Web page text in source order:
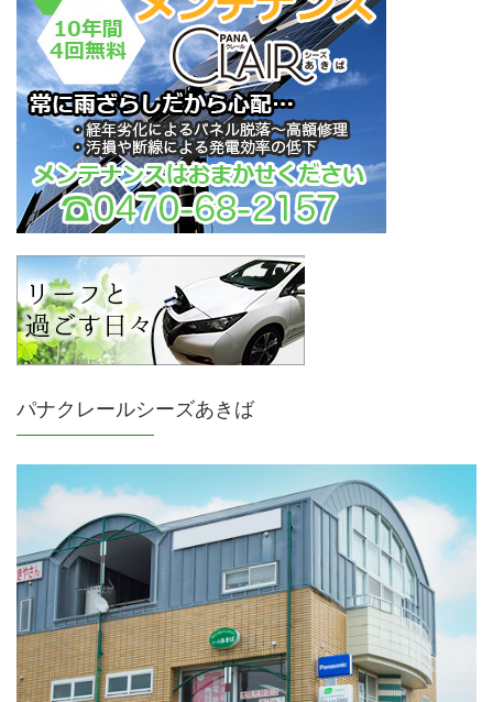
パナクレールシーズあきば